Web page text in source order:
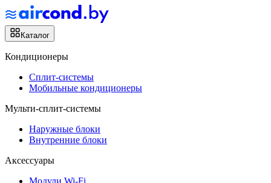
Каталог
Кондиционеры
Сплит-системы
Мобильные кондиционеры
Мульти-сплит-системы
Наружные блоки
Внутренние блоки
Аксессуары
Модули Wi-Fi